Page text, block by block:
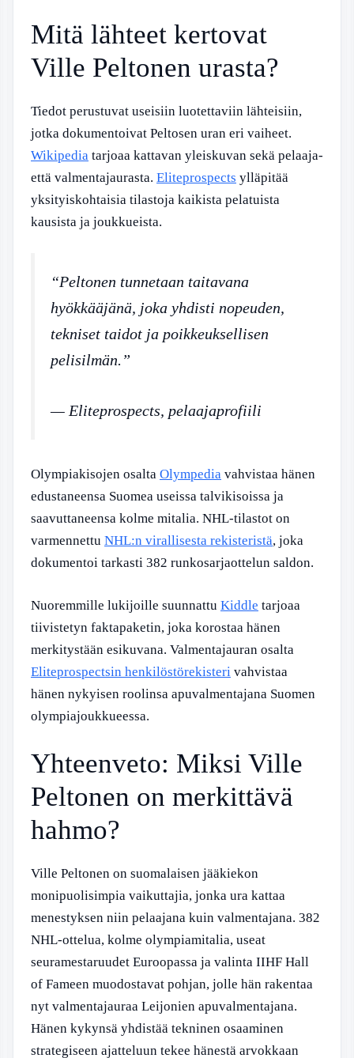
Mitä lähteet kertovat
Ville Peltonen urasta?
Tiedot perustuvat useisiin luotettaviin lähteisiin,
jotka dokumentoivat Peltosen uran eri vaiheet.
Wikipedia tarjoaa kattavan yleiskuvan sekä pelaaja-
että valmentajaurasta. Eliteprospects ylläpitää
yksityiskohtaisia tilastoja kaikista pelatuista
kausista ja joukkueista.
“Peltonen tunnetaan taitavana
hyökkääjänä, joka yhdisti nopeuden,
tekniset taidot ja poikkeuksellisen
pelisilmän.”
— Eliteprospects, pelaajaprofiili
Olympiakisojen osalta Olympedia vahvistaa hänen
edustaneensa Suomea useissa talvikisoissa ja
saavuttaneensa kolme mitalia. NHL-tilastot on
varmennettu NHL:n virallisesta rekisteristä, joka
dokumentoi tarkasti 382 runkosarjaottelun saldon.
Nuoremmille lukijoille suunnattu Kiddle tarjoaa
tiivistetyn faktapaketin, joka korostaa hänen
merkitystään esikuvana. Valmentajauran osalta
Eliteprospectsin henkilöstörekisteri vahvistaa
hänen nykyisen roolinsa apuvalmentajana Suomen
olympiajoukkueessa.
Yhteenveto: Miksi Ville
Peltonen on merkittävä
hahmo?
Ville Peltonen on suomalaisen jääkiekon
monipuolisimpia vaikuttajia, jonka ura kattaa
menestyksen niin pelaajana kuin valmentajana. 382
NHL-ottelua, kolme olympiamitalia, useat
seuramestaruudet Euroopassa ja valinta IIHF Hall
of Fameen muodostavat pohjan, jolle hän rakentaa
nyt valmentajauraa Leijonien apuvalmentajana.
Hänen kykynsä yhdistää tekninen osaaminen
strategiseen ajatteluun tekee hänestä arvokkaan